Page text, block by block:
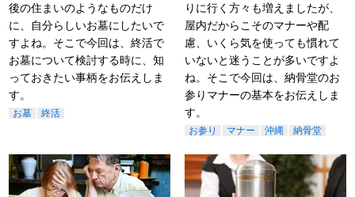
後の住まいのようなものだけ
に、自分らしいお墓にしたいで
すよね。そこで今回は、終活で
お墓について検討する時に、知
っておきたい事柄をお伝えしま
す。
お墓 終活
りに行く方々も増えましたが、
屋内だからこそのマナーや配
慮、いくら気を使っても慣れて
いないと迷うことが多いですよ
ね。そこで今回は、納骨堂のお
参りマナーの基本をお伝えしま
す。
お参り マナー 沖縄 納骨堂